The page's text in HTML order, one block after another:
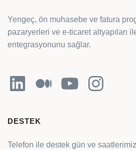
Yengeç, ön muhasebe ve fatura
pazaryerleri ve e-ticaret altyapıları
entegrasyonunu sağlar.
LinkedInOrta YouTubeInstagram
DESTEK
Telefon ile destek gün ve saatlerimiz